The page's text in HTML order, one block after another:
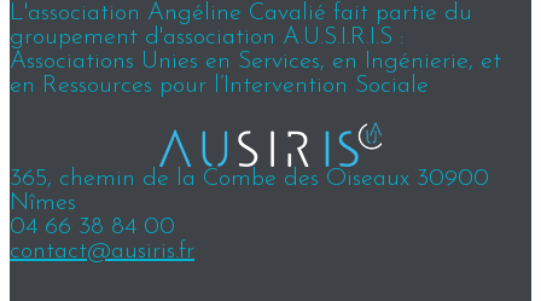
L'association Angéline Cavalié fait partie du
groupement d'association A.U.S.I.R.I.S :
Associations Unies en Services, en Ingénierie, et
en Ressources pour l’Intervention Sociale
365, chemin de la Combe des Oiseaux 30900
Nîmes
04 66 38 84 00
contact@ausiris.fr